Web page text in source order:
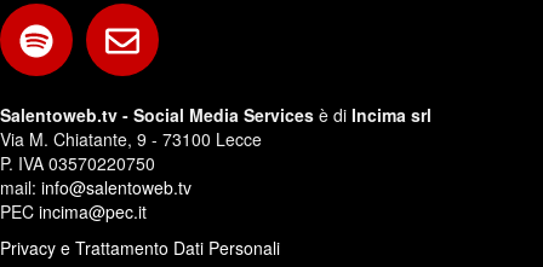
Salentoweb.tv - Social Media Services è di Incima srl
Via M. Chiatante, 9 - 73100 Lecce
P. IVA 03570220750
mail: info@salentoweb.tv
PEC incima@pec.it
Privacy e Trattamento Dati Personali